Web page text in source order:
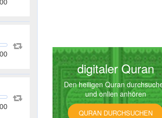
digitaler Quran
Den heiligen Quran
und onlien anhören
QURAN DURCHSUCHEN